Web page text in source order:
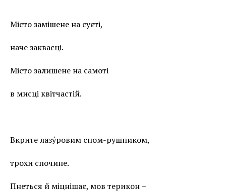
Місто замішене на суєті,
наче заквасці.
Місто залишене на самоті
в мисці квітчастій.
Вкрите лазу́ровим сном-рушником,
трохи спочине.
Пнеться й міцнішає, мов терикон –